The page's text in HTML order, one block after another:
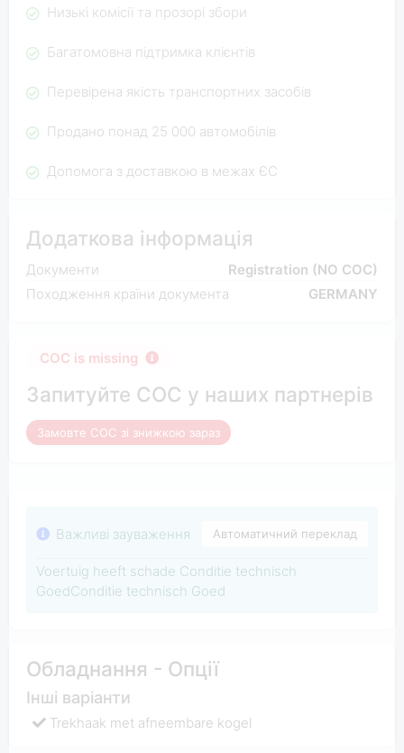
Низькі комісії та прозорі збори
Багатомовна підтримка клієнтів
Перевірена якість транспортних засобів
Продано понад 25 000 автомобілів
Допомога з доставкою в межах ЄС
Додаткова інформація
Документи
Registration (NO COC)
Походження країни документа
GERMANY
COC is missing
Запитуйте COC у наших партнерів
Замовте COC зі знижкою зараз
Важливі зауваження Автоматичний переклад
Voertuig heeft schade Conditie technisch
GoedConditie technisch Goed
Обладнання - Опції
Інші варіанти
Trekhaak met afneembare kogel